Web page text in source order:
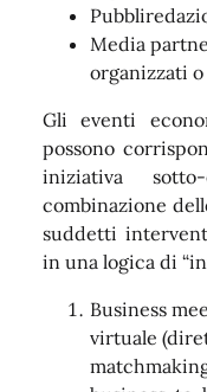
Media
organizzati o
Gli eventi
possono
iniziativa
combinazione
suddetti
in una logica di
Business
virtuale